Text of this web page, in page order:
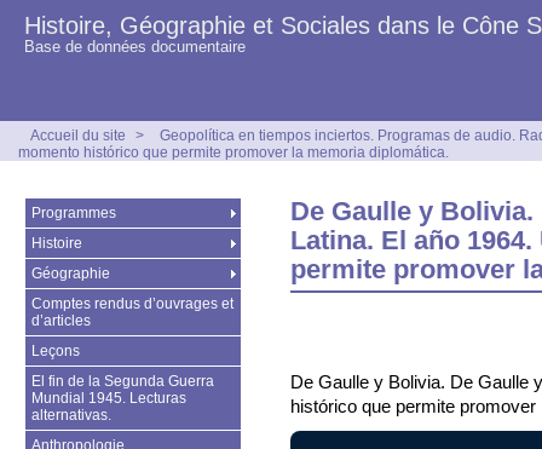
Histoire, Géographie et Sociales dans le Cône
Base de données documentaire
Accueil du site >
Geopolítica en tiempos inciertos. Programas de audio.
momento histórico que permite promover la memoria diplomática.
De Gaulle y
Latina. El año
permite promover
De Gaulle y Bolivia. De Gaulle
histórico que permite
Programmes
Histoire
Géographie
Comptes rendus d’ouvrages et
d’articles
Leçons
El fin de la Segunda Guerra
Mundial 1945. Lecturas
alternativas.
Anthropologie